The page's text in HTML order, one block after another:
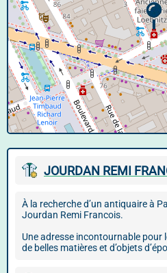
JOURDAN REMI
À la recherche d’un antiquaire à
Jourdan Remi Francois.
Une adresse incontournable pour
de belles matières et d’objets